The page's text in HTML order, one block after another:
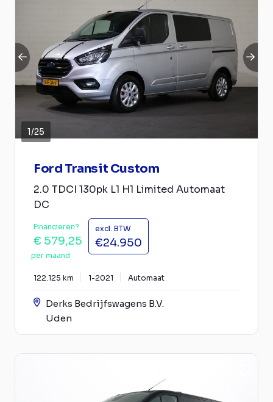
1/25
Ford Transit Custom
2.0 TDCI 130pk L1 H1 Limited Automaat
DC
Financieren?
€ 579,25
per maand
excl. BTW
€24.950
122.125 km 1-2021 Automaat
Derks Bedrijfswagens B.V.
Uden